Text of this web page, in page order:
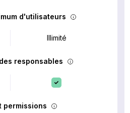
d'utilisateurs
Illimité
responsables
permissions